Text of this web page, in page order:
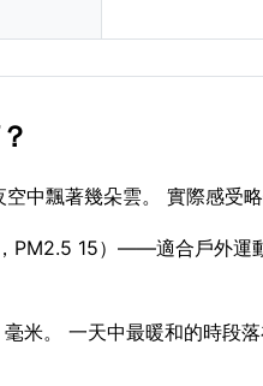
中飄著幾朵雲。 實際感受略
PM2.5 15）——適合戶外
米。 一天中最暖和的時段